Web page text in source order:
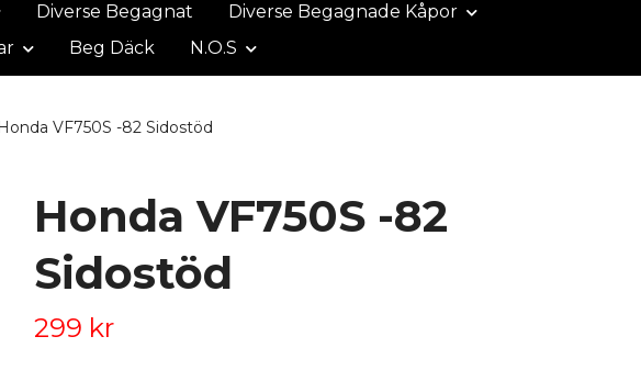
Diverse Begagnat
Diverse Begagnade Kåpor
Beg Däck N.O.S
Honda VF750S -82 Sidostöd
Honda VF750S -82
Sidostöd
299 kr